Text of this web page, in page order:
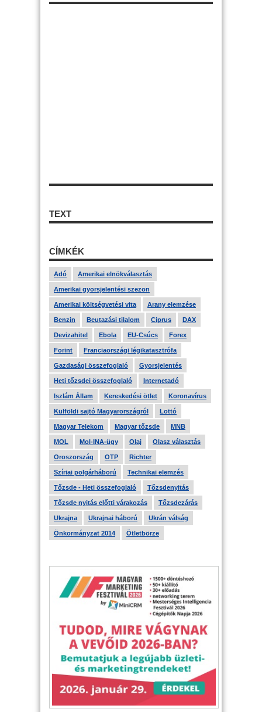
TEXT
CÍMKÉK
Adó Amerikai elnökválasztás
Amerikai gyorsjelentési szezon
Amerikai költségvetési vita Arany elemzése
Benzin Beutazási tilalom Ciprus DAX
Devizahitel Ebola EU-Csúcs Forex
Forint Franciaországi légikatasztrófa
Gazdasági összefoglaló Gyorsjelentés
Heti tőzsdei összefoglaló Internetadó
Iszlám Állam Kereskedési ötlet Koronavírus
Külföldi sajtó Magyarországról Lottó
Magyar Telekom Magyar tőzsde MNB
MOL Mol-INA-ügy Olaj Olasz választás
Oroszország OTP Richter
Szíriai polgárháború Technikai elemzés
Tőzsde - Heti összefoglaló Tőzsdenyitás
Tőzsde nyitás előtti várakozás Tőzsdezárás
Ukrajna Ukrajnai háború Ukrán válság
Önkormányzat 2014 Ötletbörze